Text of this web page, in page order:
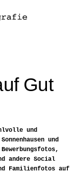
Gut
und
und
andere Social
Familienfotos auf